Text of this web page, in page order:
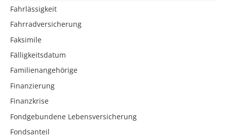
Fahrlässigkeit
Fahrradversicherung
Faksimile
Fälligkeitsdatum
Familienangehörige
Finanzierung
Finanzkrise
Fondgebundene Lebensversicherung
Fondsanteil